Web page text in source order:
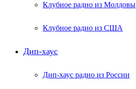
Клубное радио из Молдовы
Клубное радио из США
Дип-хаус
Дип-хаус радио из России